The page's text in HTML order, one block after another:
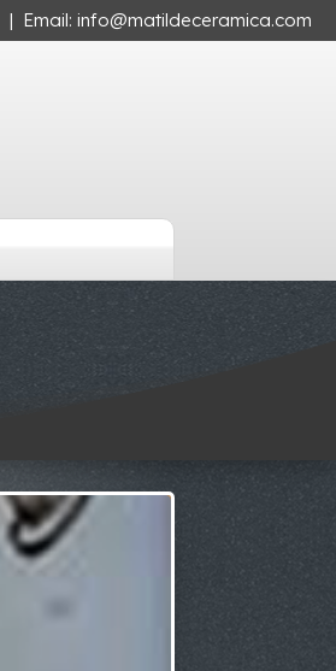
| Email: info@matildeceramica.com